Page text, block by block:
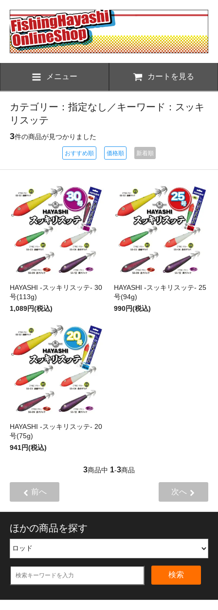
メニュー カートを見る
カテゴリー：指定なし／キーワード：スッキ
リスッテ
3件の商品が見つかりました
おすすめ順 価格順 新着順
HAYASHI -スッキリスッテ- 30
号(113g)
1,089円(税込)
HAYASHI -スッキリスッテ- 25
号(94g)
990円(税込)
HAYASHI -スッキリスッテ- 20
号(75g)
941円(税込)
3商品中 1-3商品
前へ 次へ
ほかの商品を探す
検索